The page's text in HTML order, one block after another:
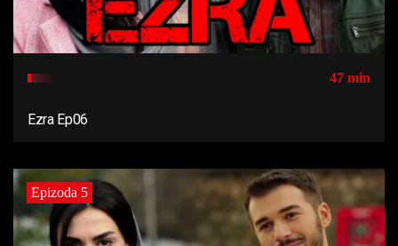
47 min
Ezra Ep06
Epizoda 5